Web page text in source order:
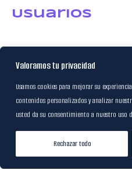
Valoramos tu privacidad
Usamos cookies para mejorar su
contenidos personalizados y analizar
usted da su consentimiento a nuestro uso
Rechazar todo
USuarios
Política de Datos
Certificación FSC
© 2024 M&R